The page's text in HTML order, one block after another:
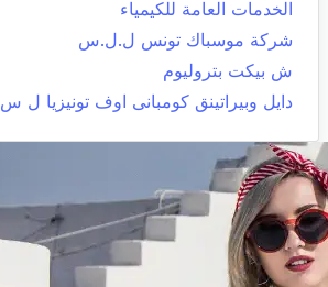
الخدمات العامة للكيمياء
شركة موسباك تونس ل.ل.س
ش بيكت بتروليوم
دايل وبيراتينق كومبانى اوف تونيزيا ل س